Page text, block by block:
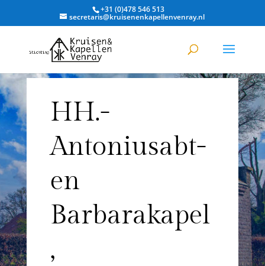
+31 (0)478 546 513
secretaris@kruisenenkapellenvenray.nl
HH.-
Antoniusabt-
en
Barbarakapel
,